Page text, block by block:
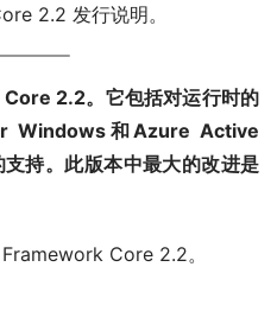
2.2 发行说明。
2.2。它包括对运行时的
Windows和Azure Active
持。此版本中最大的改进是
Core 2.2。